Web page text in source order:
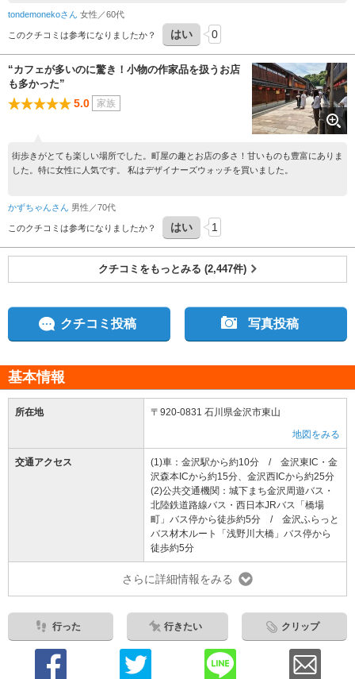
tondemonekoさん 女性／60代
このクチコミは参考になりましたか？ はい 0
“カフェが多いのに驚き！小物の作家品を扱うお店
も多かった”
5.0 家族
街歩きがとても楽しい場所でした。町屋の趣とお店の多さ！甘いものも豊富にありま
した。特に女性に人気です。 私はデザイナーズウォッチを買いました。
かずちゃんさん 男性／70代
このクチコミは参考になりましたか？ はい 1
クチコミをもっとみる (2,447件)
クチコミ投稿 写真投稿
基本情報
所在地
〒920-0831 石川県金沢市東山
地図をみる
交通アクセス
(1)車：金沢駅から約10分 / 金沢東IC・金
沢森本ICから約15分、金沢西ICから約25分
(2)公共交通機関：城下まち金沢周遊バス・
北陸鉄道路線バス・西日本JRバス「橋場
町」バス停から徒歩約5分 / 金沢ふらっと
バス材木ルート「浅野川大橋」バス停から
徒歩約5分
さらに詳細情報をみる
行った 行きたい クリップ